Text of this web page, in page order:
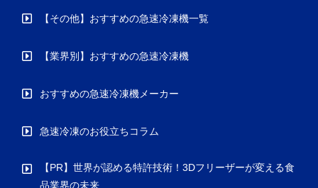
【その他】おすすめの急速冷凍機一覧
【業界別】おすすめの急速冷凍機
おすすめの急速冷凍機メーカー
急速冷凍のお役立ちコラム
【PR】世界が認める特許技術！3Dフリーザーが変える食
品業界の未来